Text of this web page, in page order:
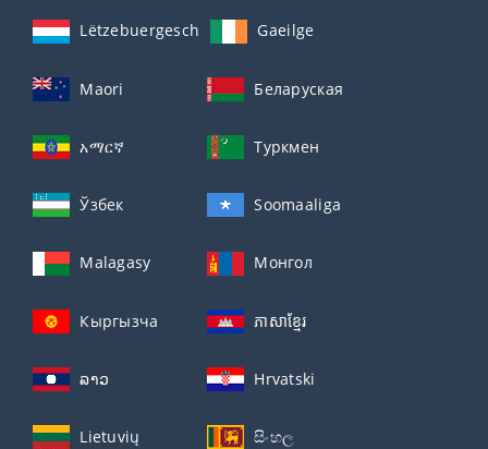
Lëtzebuergesch Gaeilge
Maori Беларуская
አማርኛ Туркмен
Ўзбек Soomaaliga
Malagasy Монгол
Кыргызча ភាសាខ្មែរ
ລາວ Hrvatski
Lietuvių සිංහල